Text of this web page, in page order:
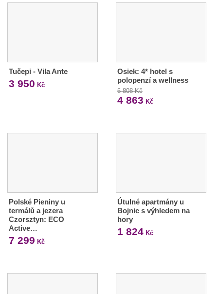
Tučepi - Vila Ante
3 950 Kč
Osiek: 4* hotel s
polopenzí a wellness
6 808 Kč
4 863 Kč
Polské Pieniny u
termálů a jezera
Czorsztyn: ECO
Active…
7 299 Kč
Útulné apartmány u
Bojnic s výhledem na
hory
1 824Kč